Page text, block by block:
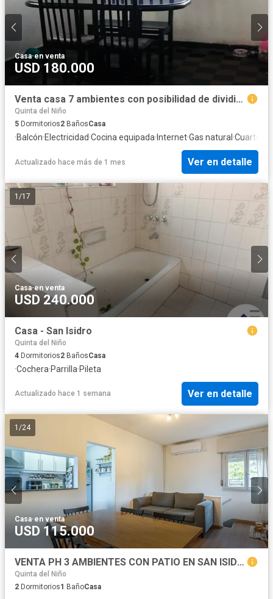
Casa·en venta
USD 180.000
Venta casa 7 ambientes con posibilidad de dividir en 2 casas independientes
Quinta del Niño
5 Dormitorios2 BañosCasa
·Balcón·Electricidad·Cocina equipada· Internet·Gas natural ·Cuarto
Actualizado hace más de 1 mes Ver en detalle
1 /17
Casa·en venta
USD 240.000
Casa - San Isidro
Quinta del Niño
4 Dormitorios2 BañosCasa
·Cochera·Parrilla·Pileta
Actualizado hace 1 semana Ver en detalle
1 /24
Casa·en venta
USD 115.000
VENTA PH 3 AMBIENTES CON PATIO EN SAN ISIDRO
Quinta del Niño
2 Dormitorios1 BañoCasa